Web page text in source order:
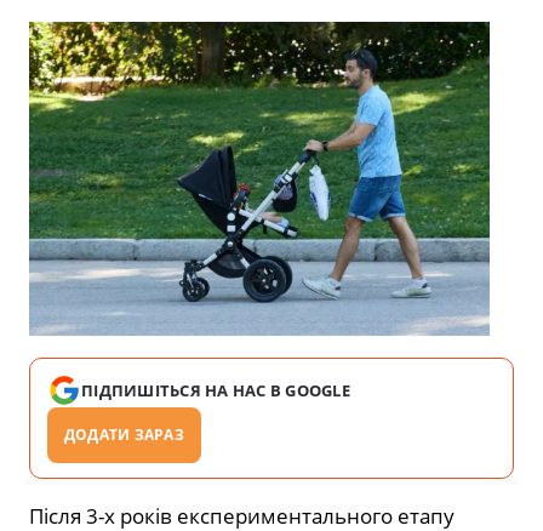
ПІДПИШІТЬСЯ НА НАС В GOOGLE
ДОДАТИ ЗАРАЗ
Після 3-х років експериментального етапу